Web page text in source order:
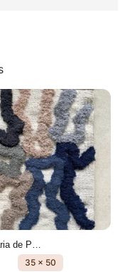
Tapeçaria de Parede - Quadro feito à mão - cm- Serra modelo 3
35 x 50